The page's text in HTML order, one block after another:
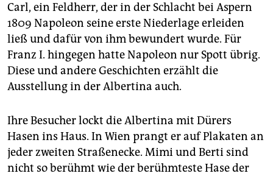
Carl, ein Feldherr, der in der Schlacht bei Aspern
1809 Napoleon seine erste Niederlage erleiden
ließ und dafür von ihm bewundert wurde. Für
Franz I. hingegen hatte Napoleon nur Spott übrig.
Diese und andere Geschichten erzählt die
Ausstellung in der Albertina auch.
Ihre Besucher lockt die Albertina mit Dürers
Hasen ins Haus. In Wien prangt er auf Plakaten an
jeder zweiten Straßenecke. Mimi und Berti sind
nicht so berühmt wie der berühmteste Hase der